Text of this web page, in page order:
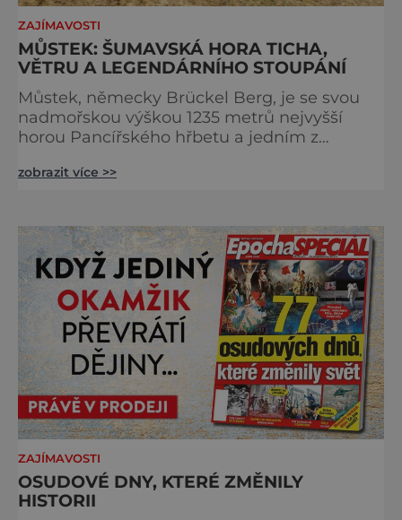
ZAJÍMAVOSTI
MŮSTEK: ŠUMAVSKÁ HORA TICHA,
VĚTRU A LEGENDÁRNÍHO STOUPÁNÍ
Můstek, německy Brückel Berg, je se svou
nadmořskou výškou 1235 metrů nejvyšší
horou Pancířského hřbetu a jedním z
Šumavy. Přestože nestojí v centru hlavních
Můstek si dodnes uchovává syrový horský
charakter, klid a zvláštní atmosféru
šumavských hřebenů, kde se střídá hustý les
zobrazit více >>
ZAJÍMAVOSTI
OSUDOVÉ DNY, KTERÉ ZMĚNILY
HISTORII